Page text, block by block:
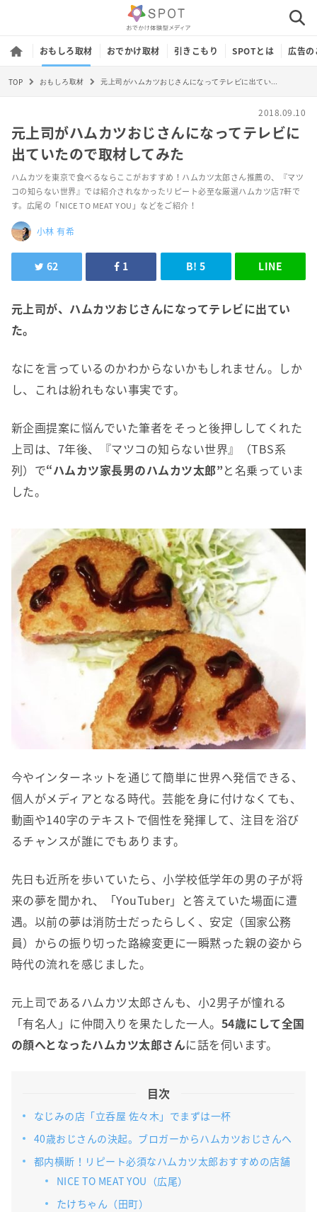
おもしろ取材 おでかけ取材 引きこもり SPOTとは 広告
TOP おもしろ取材
2018.09.10
元上司がハムカツおじさんになってテレビに
出ていたので取材してみた
ハムカツを東京で食べるならここがおすすめ！ハムカツ太郎さん推薦の、『マツ
コの知らない世界』では紹介されなかったリピート必至な厳選ハムカツ店7軒で
す。広尾の「NICE TO MEAT YOU」などをご紹介！
小林 有希
62 1 B! 5 LINE
元上司が、ハムカツおじさんになってテレビに出てい
た。
なにを言っているのかわからないかもしれません。しか
し、これは紛れもない事実です。
新企画提案に悩んでいた筆者をそっと後押ししてくれた
上司は、7年後、『マツコの知らない世界』（TBS系
列）で“ハムカツ家長男のハムカツ太郎”と名乗っていま
した。
今やインターネットを通じて簡単に世界へ発信できる、
個人がメディアとなる時代。芸能を身に付けなくても、
動画や140字のテキストで個性を発揮して、注目を浴び
るチャンスが誰にでもあります。
先日も近所を歩いていたら、小学校低学年の男の子が将
来の夢を聞かれ、「YouTuber」と答えていた場面に遭
遇。以前の夢は消防士だったらしく、安定（国家公務
員）からの振り切った路線変更に一瞬黙った親の姿から
時代の流れを感じました。
元上司であるハムカツ太郎さんも、小2男子が憧れる
「有名人」に仲間入りを果たした一人。 54歳にして全国
の顔へとなったハムカツ太郎さんに話を伺います。
目次
なじみの店「立呑屋 佐々木」でまずは一杯
40歳おじさんの決起。ブロガーからハムカツおじさんへ
都内横断！リピート必須なハムカツ太郎おすすめの店舗
NICE TO MEAT YOU（広尾）
たけちゃん（田町）